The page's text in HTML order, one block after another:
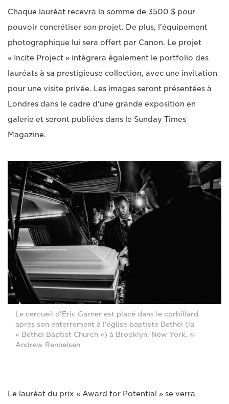
Chaque lauréat recevra la somme de 3500 $ pour
pouvoir concrétiser son projet. De plus, l'équipement
photographique lui sera offert par Canon. Le projet
« Incite Project » intègrera également le portfolio des
lauréats à sa prestigieuse collection, avec une invitation
pour une visite privée. Les images seront présentées à
Londres dans le cadre d'une grande exposition en
galerie et seront publiées dans le Sunday Times
Magazine.
Le cercueil d'Eric Garner est placé dans le corbillard
après son enterrement à l'église baptiste Bethel (la
« Bethel Baptist Church ») à Brooklyn, New York. ©
Andrew Renneisen
Le lauréat du prix « Award for Potential » se verra